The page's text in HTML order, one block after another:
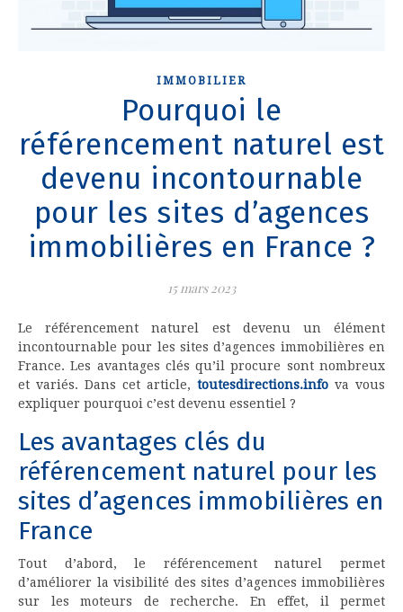
IMMOBILIER
Pourquoi le
référencement naturel est
devenu incontournable
pour les sites d’agences
immobilières en France ?
15 mars 2023
Le référencement naturel est devenu un élément
incontournable pour les sites d’agences immobilières en
France. Les avantages clés qu’il procure sont nombreux
et variés. Dans cet article, toutesdirections.info va vous
expliquer pourquoi c’est devenu essentiel ?
Les avantages clés du
référencement naturel pour les
sites d’agences immobilières en
France
Tout d’abord, le référencement naturel permet
d’améliorer la visibilité des sites d’agences immobilières
sur les moteurs de recherche. En effet, il permet